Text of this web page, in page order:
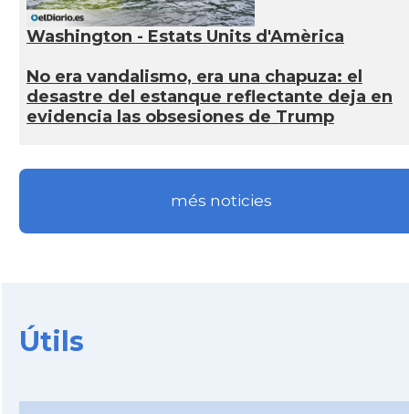
Washington - Estats Units d'Amèrica
No era vandalismo, era una chapuza: el
desastre del estanque reflectante deja en
evidencia las obsesiones de Trump
més noticies
Útils